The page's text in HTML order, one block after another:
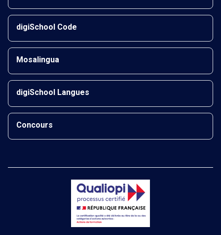
digiSchool Code
Mosalingua
digiSchool Langues
Concours